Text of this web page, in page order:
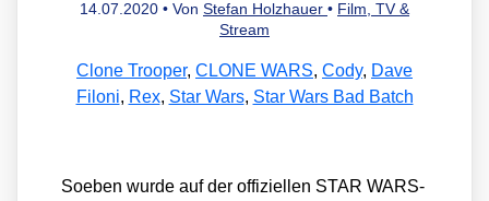
14.07.2020 • Von Stefan Holzhauer • Film, TV &
Stream
Clone Trooper, CLONE WARS, Cody, Dave
Filoni, Rex, Star Wars, Star Wars Bad Batch
Soeben wur­de auf der offi­zi­el­len STAR WARS-